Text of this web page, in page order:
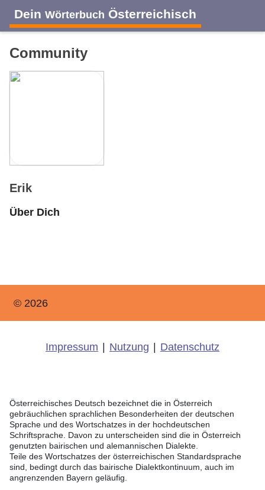
Dein Wörterbuch Österreichisch
Community
Erik
Über Dich
© 2026
Impressum Nutzung Datenschutz
Österreichisches Deutsch bezeichnet die in Österreich
gebräuchlichen sprachlichen Besonderheiten der deutschen
Sprache und des Wortschatzes in der hochdeutschen
Schriftsprache. Davon zu unterscheiden sind die in Österreich
genutzten bairischen und alemannischen Dialekte.
Teile des Wortschatzes der österreichischen Standardsprache
sind, bedingt durch das bairische Dialektkontinuum, auch im
angrenzenden Bayern geläufig.